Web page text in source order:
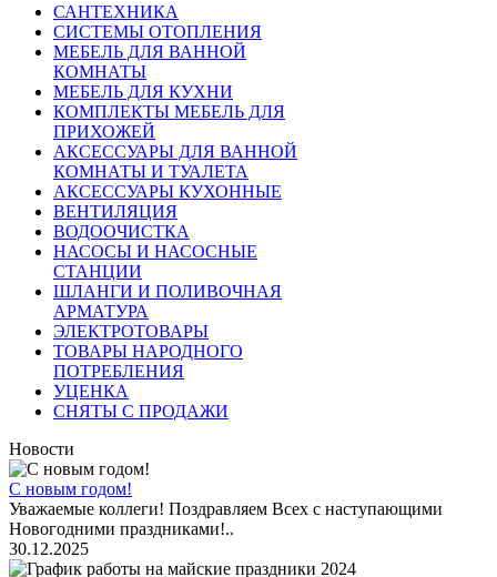
САНТЕХНИКА
СИСТЕМЫ ОТОПЛЕНИЯ
МЕБЕЛЬ ДЛЯ ВАННОЙ
КОМНАТЫ
МЕБЕЛЬ ДЛЯ КУХНИ
КОМПЛЕКТЫ МЕБЕЛЬ ДЛЯ
ПРИХОЖЕЙ
АКСЕССУАРЫ ДЛЯ ВАННОЙ
КОМНАТЫ И ТУАЛЕТА
АКСЕССУАРЫ КУХОННЫЕ
ВЕНТИЛЯЦИЯ
ВОДООЧИСТКА
НАСОСЫ И НАСОСНЫЕ
СТАНЦИИ
ШЛАНГИ И ПОЛИВОЧНАЯ
АРМАТУРА
ЭЛЕКТРОТОВАРЫ
ТОВАРЫ НАРОДНОГО
ПОТРЕБЛЕНИЯ
УЦЕНКА
СНЯТЫ С ПРОДАЖИ
Новости
С новым годом!
Уважаемые коллеги! Поздравляем Всех с наступающими
Новогодними праздниками!..
30.12.2025